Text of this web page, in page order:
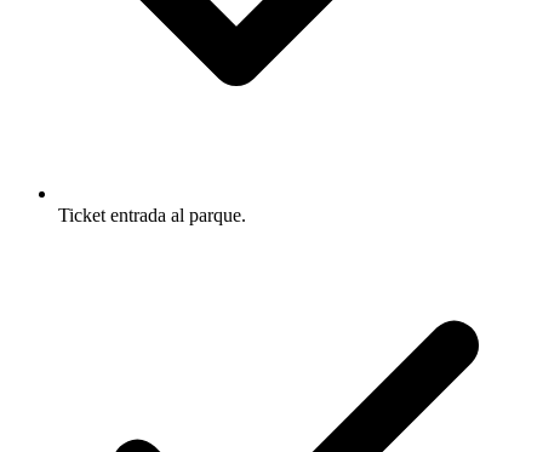
Ticket entrada al parque.